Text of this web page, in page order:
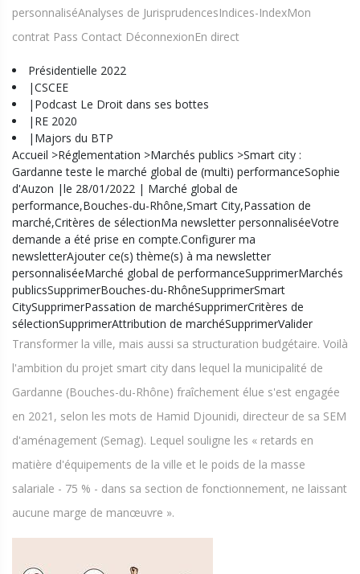
personnaliséAnalyses de JurisprudencesIndices-IndexMon
contrat Pass Contact DéconnexionEn direct
Présidentielle 2022
|CSCEE
|Podcast Le Droit dans ses bottes
|RE 2020
|Majors du BTP
Accueil >Réglementation >Marchés publics >Smart city :
Gardanne teste le marché global de (multi) performanceSophie
d'Auzon |le 28/01/2022 | Marché global de
performance,Bouches-du-Rhône,Smart City,Passation de
marché,Critères de sélectionMa newsletter personnaliséeVotre
demande a été prise en compte.Configurer ma
newsletterAjouter ce(s) thème(s) à ma newsletter
personnaliséeMarché global de performanceSupprimerMarchés
publicsSupprimerBouches-du-RhôneSupprimerSmart
CitySupprimerPassation de marchéSupprimerCritères de
sélectionSupprimerAttribution de marchéSupprimerValider
Transformer la ville, mais aussi sa structuration budgétaire. Voilà
l'ambition du projet smart city dans lequel la municipalité de
Gardanne (Bouches-du-Rhône) fraîchement élue s'est engagée
en 2021, selon les mots de Hamid Djounidi, directeur de sa SEM
d'aménagement (Semag). Lequel souligne les « retards en
matière d'équipements de la ville et le poids de la masse
salariale - 75 % - dans sa section de fonctionnement, ne laissant
aucune marge de manœuvre ».